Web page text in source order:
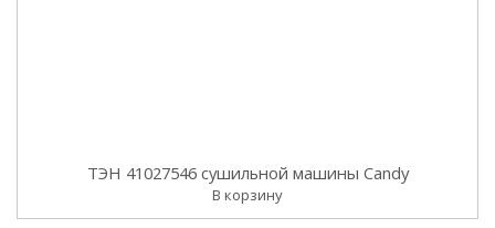
ТЭН 41027546 сушильной машины Candy
В корзину